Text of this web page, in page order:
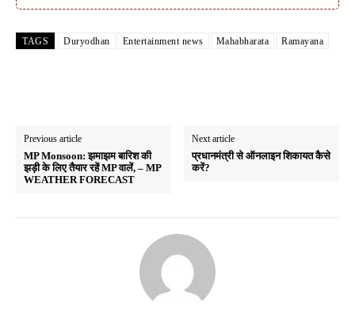
TAGS Duryodhan Entertainment news Mahabharata Ramayana
Previous article
MP Monsoon: झमाझम बारिश की
झड़ी के लिए तैयार रहें MP वालें, – MP
WEATHER FORECAST
Next article
प्रधानमंत्री से ऑनलाइन शिकायत कैसे
करें?